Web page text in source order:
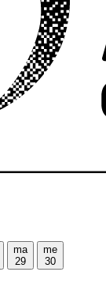
ma
29
me
30